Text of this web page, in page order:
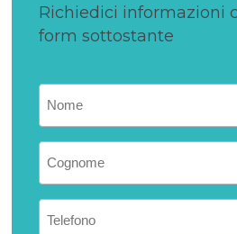
Richiedici informazioni
form sottostante